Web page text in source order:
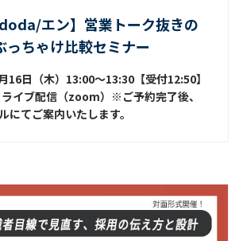
doda/エン】営業トーク抜きの
っちゃけ比較セミナー
16日（木）13:00～13:30【受付12:50】
イブ配信（zoom）※ご予約完了後、
にてご案内いたします。